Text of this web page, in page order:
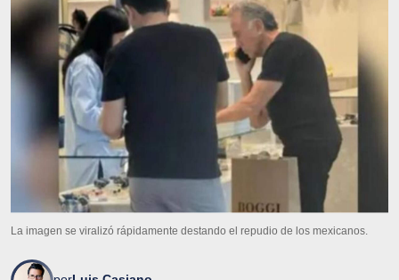
La imagen se viralizó rápidamente destando el repudio de los mexicanos.